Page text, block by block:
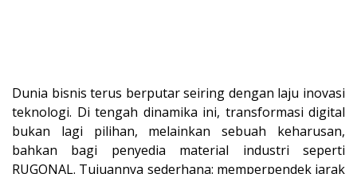
Dunia bisnis terus berputar seiring dengan laju inovasi
teknologi. Di tengah dinamika ini, transformasi digital
bukan lagi pilihan, melainkan sebuah keharusan,
bahkan bagi penyedia material industri seperti
RUGONAL. Tujuannya sederhana: memperpendek jarak